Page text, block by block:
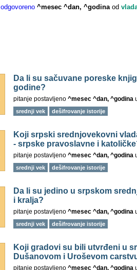
odgovoreno ^mesec ^dan, ^godina od
Da li su sačuvane poreske
godine?
pitanje postavljeno ^mesec ^dan, ^godina
srednji vek dešifrovanje istorije
Koji srpski srednjovekovni
- srpske pravoslavne i
pitanje postavljeno ^mesec ^dan, ^godina
srednji vek dešifrovanje istorije
Da li su jedino u srpskom
i kralja?
pitanje postavljeno ^mesec ^dan, ^godina
srednji vek dešifrovanje istorije
Koji gradovi su bili utvrđeni u
Dušanovom i Uroševom
pitanje postavljeno ^mesec ^dan, ^godina